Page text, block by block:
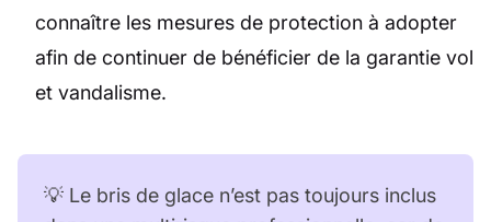
connaître les mesures de protection à adopter
afin de continuer de bénéficier de la garantie vol
et vandalisme.
💡 Le bris de glace n’est pas toujours inclus